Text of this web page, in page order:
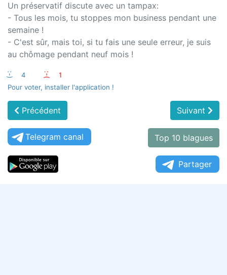
Un préservatif discute avec un tampax:
- Tous les mois, tu stoppes mon business pendant une
semaine !
- C'est sûr, mais toi, si tu fais une seule erreur, je suis
au chômage pendant neuf mois !
:-) 4 :-(
1
Pour voter, installer l'application !
Précédent Suivant
Telegram canal Top 10 blagues
Partager